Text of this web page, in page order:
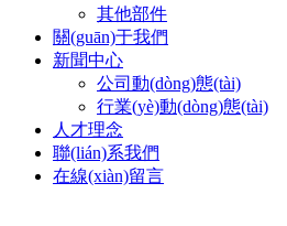
其他部件
關(guān)于我們
新聞中心
公司動(dòng)態(tài)
行業(yè)動(dòng)態(tài)
人才理念
聯(lián)系我們
在線(xiàn)留言